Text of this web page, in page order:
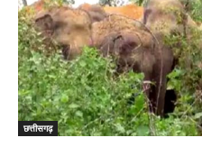
छत्तीसगढ़